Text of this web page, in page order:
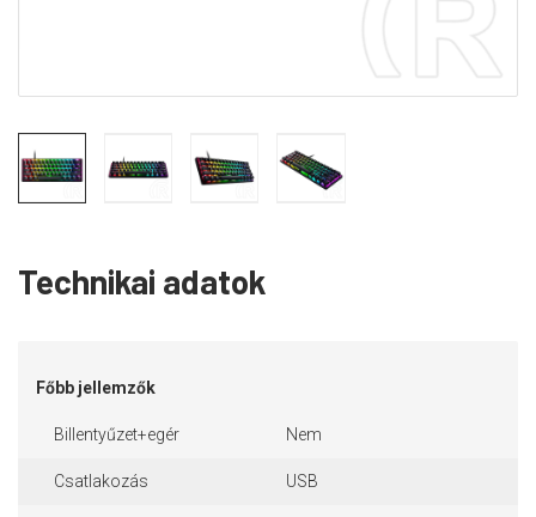
Technikai adatok
Főbb jellemzők
Billentyűzet+egér Nem
Csatlakozás USB